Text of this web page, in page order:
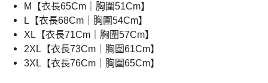
M【衣長65Cm｜胸圍51Cm】
L【衣長68Cm｜胸圍54Cm】
XL【衣長71Cm｜胸圍57Cm】
2XL【衣長73Cm｜胸圍61Cm】
3XL 【衣長76Cm ｜胸圍65Cm】